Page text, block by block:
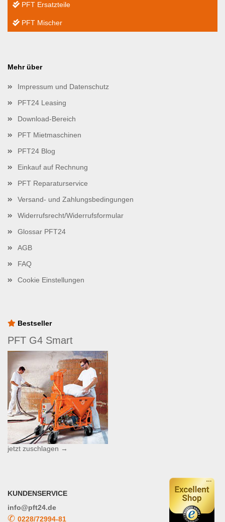
PFT Ersatzteile
PFT Mischer
Mehr über
Impressum und Datenschutz
PFT24 Leasing
Download-Bereich
PFT Mietmaschinen
PFT24 Blog
Einkauf auf Rechnung
PFT Reparaturservice
Versand- und Zahlungsbedingungen
Widerrufsrecht/Widerrufsformular
Glossar PFT24
AGB
FAQ
Cookie Einstellungen
Bestseller
PFT G4 Smart
jetzt zuschlagen →
KUNDENSERVICE
info@pft24.de
✆ 0228/72994-81